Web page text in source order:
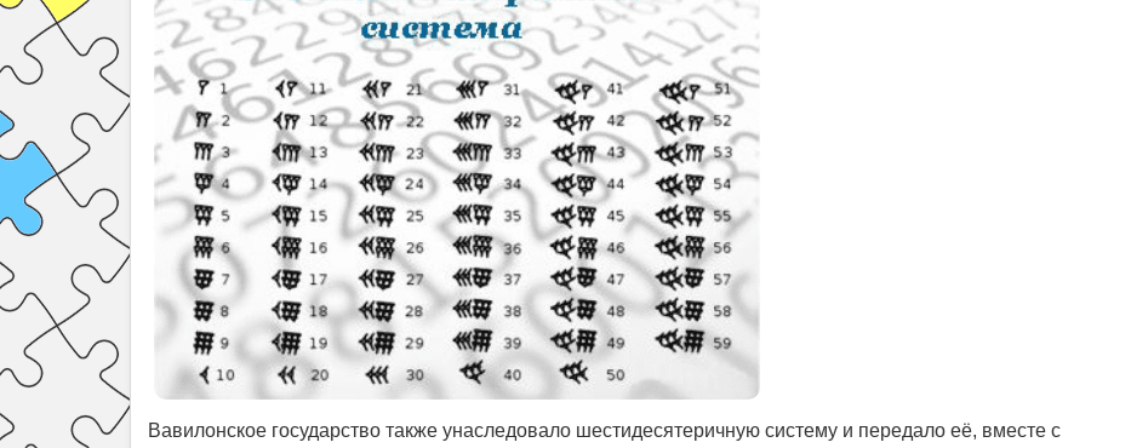
Вавилонское государство также унаследовало шестидесятеричную систему и передало её, вместе с